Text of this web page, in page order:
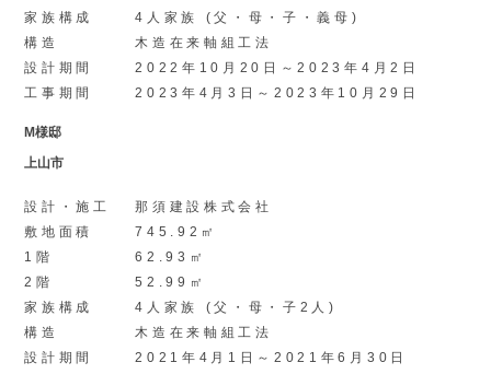
家族構成
4人家族 (父・母・子・義母)
構造
木造在来軸組工法
設計期間
2022年10月20日～2023年4月2日
工事期間
2023年4月3日～2023年10月29日
M様邸
上山市
設計・施工
那須建設株式会社
敷地面積
745.92㎡
1階
62.93㎡
2階
52.99㎡
家族構成
4人家族 (父・母・子2人)
構造
木造在来軸組工法
設計期間
2021年4月1日～2021年6月30日